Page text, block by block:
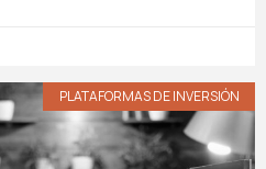
PLATAFORMAS DE INVERSIÓN